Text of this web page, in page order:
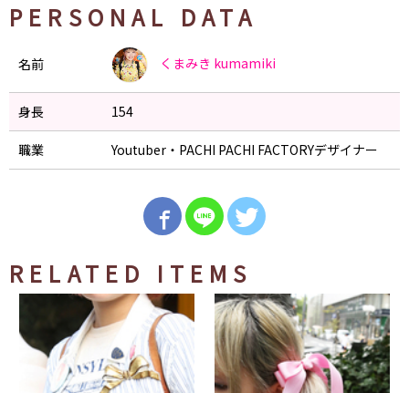
PERSONAL DATA
名前 くまみき kumamiki
身長 154
職業 Youtuber・PACHI PACHI FACTORYデザイナー
RELATED ITEMS